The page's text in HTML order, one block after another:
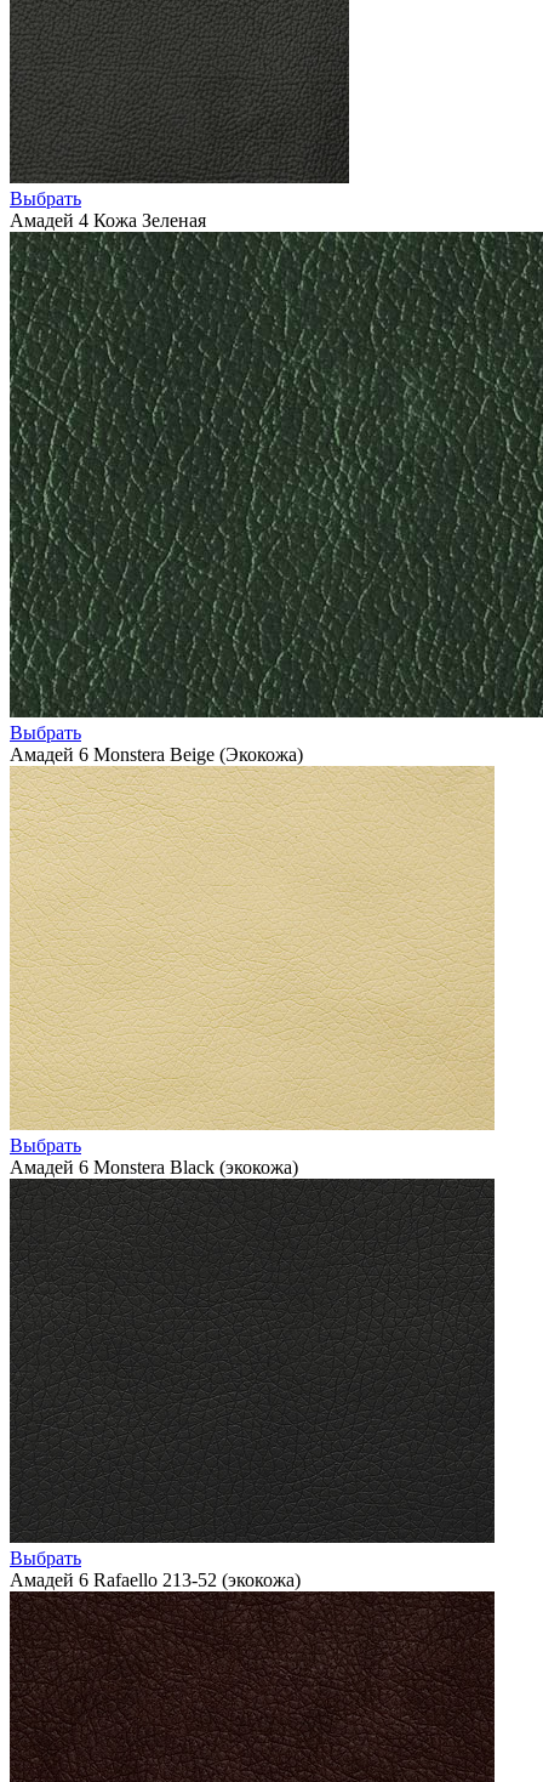
Выбрать
Амадей 4 Кожа Зеленая
Выбрать
Амадей 6 Monstera Beige (Экокожа)
Выбрать
Амадей 6 Monstera Black (экокожа)
Выбрать
Амадей 6 Rafaello 213-52 (экокожа)